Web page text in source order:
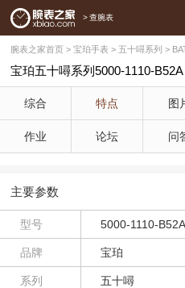
> 查腕表
腕表之家首页 > 宝珀手表 > 五十噚系列 >
宝珀五十噚系列5000-1110-B52A
综合 特点 图
作业 论坛 问
主要参数
型号 5000-1110-B52A
品牌 宝珀
系列 五十噚